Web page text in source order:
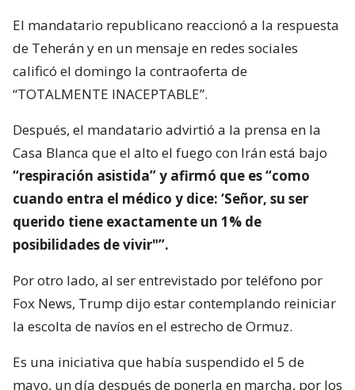
El mandatario republicano reaccionó a la respuesta
de Teherán y en un mensaje en redes sociales
calificó el domingo la contraoferta de
“TOTALMENTE INACEPTABLE”.
Después, el mandatario advirtió a la prensa en la
Casa Blanca que el alto el fuego con Irán está bajo
“respiración asistida” y afirmó que es “como
cuando entra el médico y dice: ‘Señor, su ser
querido tiene exactamente un 1% de
posibilidades de vivir"”.
Por otro lado, al ser entrevistado por teléfono por
Fox News, Trump dijo estar contemplando reiniciar
la escolta de navíos en el estrecho de Ormuz.
Es una iniciativa que había suspendido el 5 de
mayo, un día después de ponerla en marcha, por los